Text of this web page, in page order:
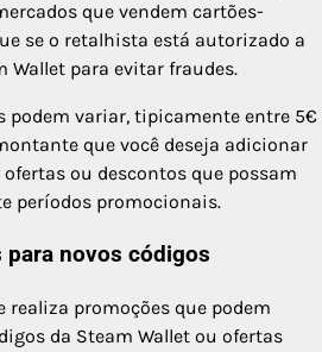
que vendem cartões-
se o retalhista está autorizado a
Wallet para evitar fraudes.
podem variar, tipicamente entre 5€
que você deseja adicionar
ou descontos que possam
períodos promocionais.
para novos códigos
realiza promoções que podem
da Steam Wallet ou ofertas